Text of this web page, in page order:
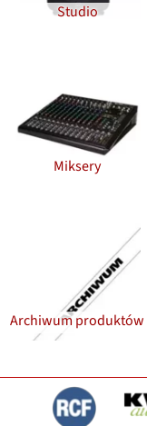
Studio
Miksery
Archiwum produktów